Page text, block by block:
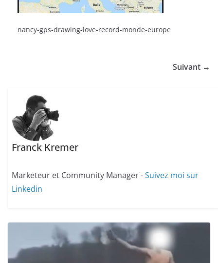
nancy-gps-drawing-love-record-monde-europe
Suivant →
Franck Kremer
Marketeur et Community Manager -Suivez moi sur
Linkedin